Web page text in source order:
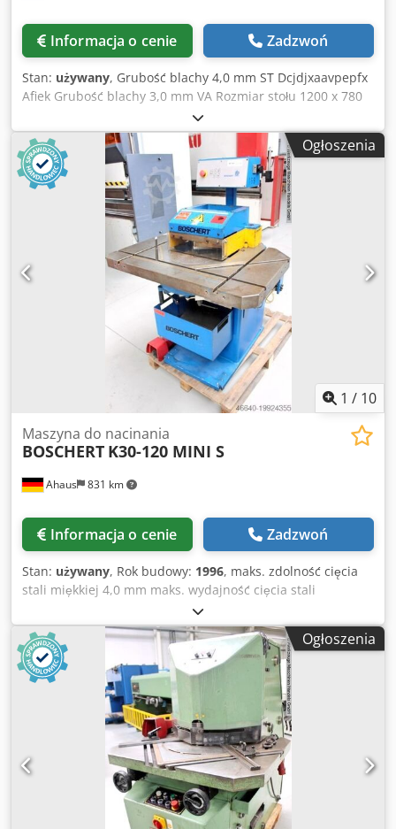
Informacja o cenie Zadzwoń
Stan: używany, Grubość blachy 4,0 mm ST Dcjdjxaavpepfx
Afiek Grubość blachy 3,0 mm VA Rozmiar stołu 1200 x 780
mm Długość noża 200 x 200 mm Liczba uderzeń na minutę
ok. 60 min Regulacja kąta od - do 15 - 150 stopni Moc
silnika 4,0 kW Waga maszyny ok. 1200 kg Wymagana
przestrzeń ok. 1700 x 1000 x 1500 mm Wyposażenie: -
elektrohydrauliczna nacinarka, z regulacją kąta 15° - 150° *
Regulacja kąta za pomocą kółek ręcznych - Przedni panel
sterowania - Osłona z pleksiglasu dla lepszej przejrzystości
- Hartowane ostrza również do cięcia stali nierdzewnej -
Strugana powierzchnia stołu * aby uniknąć "przechylania
się" lub "ślizgania" blachy - 2x ograniczniki cięcia * z
ruchomymi i wymiennymi ogranicznikami - Boczny wyrzut
ciętego materiału - Swobodnie poruszający się przełącznik
nożny - instrukcja obsługi * Link do maszyny : ?
machineno=1008-9397092
Ogłoszenia
1 / 10
Ahaus 831 km
Maszyna do nacinania
BOSCHERT K30-120 MINI S
Informacja o cenie Zadzwoń
Stan: używany, Rok budowy: 1996, maks. zdolność cięcia
stali miękkiej 4,0 mm maks. wydajność cięcia stali
nierdzewnej 3,0 mm Bezstopniowa regulacja kąta od - do
30 - 120 stopni Długość ostrza 150 x 150 mm Wysokość
robocza 900 mm Stół: 1000 x 650 mm Dedpfjxabpdsx Afieck
Moc silnika 3,0 kW Waga 850 kg Wymiary L-W-H 1250 x
1000 x 1160 mm Wyposażenie: - Maszyna do nacinania z
regulacją kąta 30° - 120° - Prosty i funkcjonalny panel
sterowania z panelem dotykowym * Skok nastawczy *
Pojedynczy skok * Skok ciągły - Osłona z pleksiglasu dla
lepszej przejrzystości - Hartowane ostrza również do cięcia
stali nierdzewnej - Strugana powierzchnia stołu * w celu
uniknięcia "przechylania" lub "ślizgania się" blachy -
Regulowana wysokość podnoszenia - pojemnik na odpady -
Ogłoszenia